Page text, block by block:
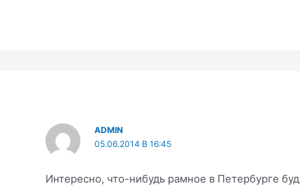
ADMIN
05.06.2014 В 16:45
Интересно, что-нибудь рамное в Петербурге